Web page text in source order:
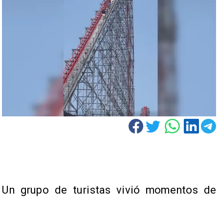
Un grupo de turistas vivió momentos de